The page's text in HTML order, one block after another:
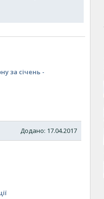
за січень -
Додано: 17.04.2017